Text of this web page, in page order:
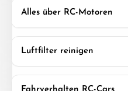
Alles über RC-Motoren
Luftfilter reinigen